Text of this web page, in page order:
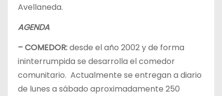
Avellaneda.
AGENDA
– COMEDOR:desde el año 2002 y de forma
ininterrumpida se desarrolla el comedor
comunitario. Actualmente se entregan a diario
de lunes a sábado aproximadamente 250